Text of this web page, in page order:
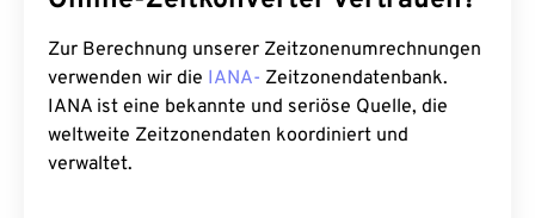
Zur Berechnung unserer Zeitzonenumrechnungen
verwenden wir die IANA- Zeitzonendatenbank.
IANA ist eine bekannte und seriöse Quelle, die
weltweite Zeitzonendaten koordiniert und
verwaltet.